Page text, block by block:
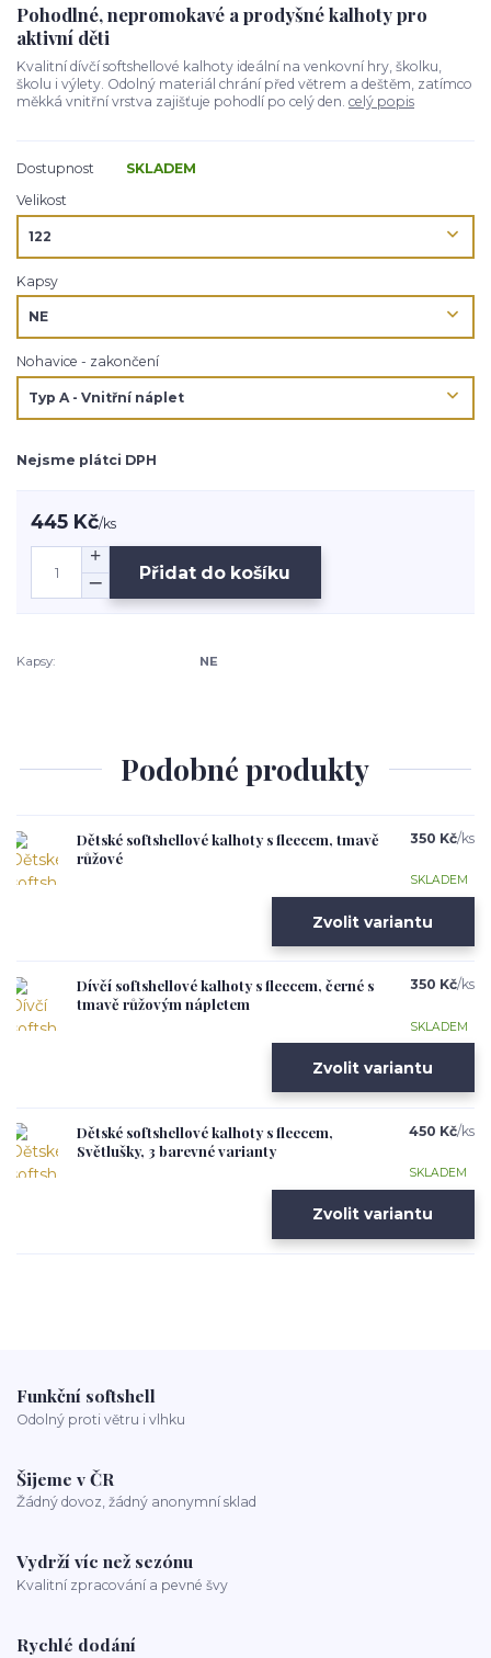
Pohodlné, nepromokavé a prodyšné kalhoty pro
aktivní děti
Kvalitní dívčí softshellové kalhoty ideální na venkovní hry, školku,
školu i výlety. Odolný materiál chrání před větrem a deštěm, zatímco
měkká vnitřní vrstva zajišťuje pohodlí po celý den. celý popis
Dostupnost
SKLADEM
Velikost
Kapsy
Nohavice - zakončení
Nejsme plátci DPH
445 Kč/ks
Přidat do košíku
Kapsy: NE
Podobné produkty
Dětské softshellové kalhoty s fleecem, tmavě
růžové
350 Kč/ks
SKLADEM
Zvolit variantu
Dívčí softshellové kalhoty s fleecem, černé s
tmavě růžovým nápletem
350 Kč/ks
SKLADEM
Zvolit variantu
Dětské softshellové kalhoty s fleecem,
Světlušky, 3 barevné varianty
450 Kč/ks
SKLADEM
Zvolit variantu
Funkční softshell
Odolný proti větru i vlhku
Šijeme v ČR
Žádný dovoz, žádný anonymní sklad
Vydrží víc než sezónu
Kvalitní zpracování a pevné švy
Rychlé dodání